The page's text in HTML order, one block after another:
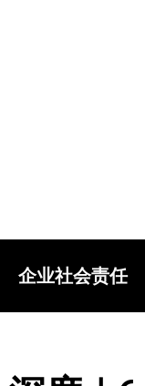
企业社会责任